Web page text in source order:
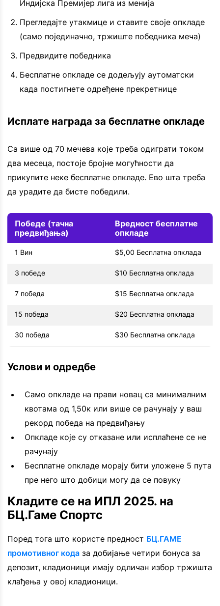
Индијска Премијер лига из менија
Прегледајте утакмице и ставите своје опкладе
(само појединачно, тржиште победника меча)
Предвидите победника
Бесплатне опкладе се додељују аутоматски
када постигнете одређене прекретнице
Исплате награда за бесплатне опкладе
Са више од 70 мечева које треба одиграти током
два месеца, постоје бројне могућности да
прикупите неке бесплатне опкладе. Ево шта треба
да урадите да бисте победили.
Победе (тачна
предвиђања)
Вредност бесплатне
опкладе
1 Вин $5,00 Бесплатна опклада
3 победе $10 Бесплатна опклада
7 победа $15 Бесплатна опклада
15 победа $20 Бесплатна опклада
30 победа $30 Бесплатна опклада
Услови и одредбе
Само опкладе на прави новац са минималним
квотама од 1,50к или више се рачунају у ваш
рекорд победа на предвиђању
Опкладе које су отказане или исплаћене се не
рачунају
Бесплатне опкладе морају бити уложене 5 пута
пре него што добици могу да се повуку
Кладите се на ИПЛ 2025. на
БЦ.Гаме Спортс
Поред тога што користе предност БЦ.ГАМЕ
промотивног кода за добијање четири бонуса за
депозит, кладионици имају одличан избор тржишта
клађења у овој кладионици.